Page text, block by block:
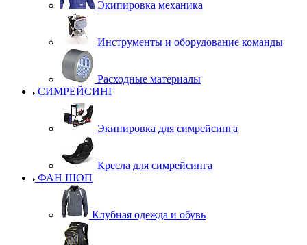
Экипировка механика
Инструменты и оборудование команды
Расходные материалы
СИМРЕЙСИНГ
Экипировка для симрейсинга
Кресла для симрейсинга
ФАН ШОП
Клубная одежда и обувь